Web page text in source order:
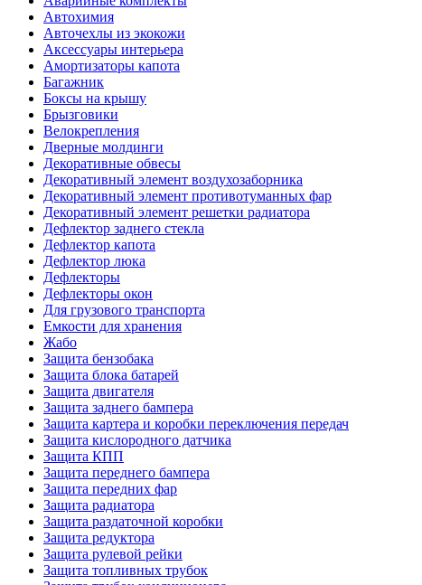
Автохимия
Авточехлы из экокожи
Аксессуары интерьера
Амортизаторы капота
Багажник
Боксы на крышу
Брызговики
Велокрепления
Дверные молдинги
Декоративные обвесы
Декоративный элемент воздухозаборника
Декоративный элемент противотуманных фар
Декоративный элемент решетки радиатора
Дефлектор заднего стекла
Дефлектор капота
Дефлектор люка
Дефлекторы
Дефлекторы окон
Для грузового транспорта
Емкости для хранения
Жабо
Защита бензобака
Защита блока батарей
Защита двигателя
Защита заднего бампера
Защита картера и коробки переключения передач
Защита кислородного датчика
Защита КПП
Защита переднего бампера
Защита передних фар
Защита радиатора
Защита раздаточной коробки
Защита редуктора
Защита рулевой рейки
Защита топливных трубок